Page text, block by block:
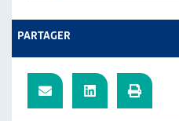
PARTAGER